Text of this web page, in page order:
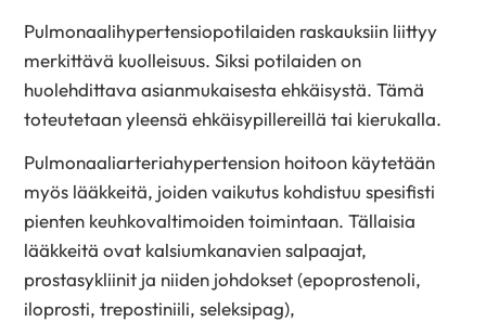
Pulmonaalihypertensiopotilaiden raskauksiin liittyy
merkittävä kuolleisuus. Siksi potilaiden on
huolehdittava asianmukaisesta ehkäisystä. Tämä
toteutetaan yleensä ehkäisypillereillä tai kierukalla.
Pulmonaaliarteriahypertension hoitoon käytetään
myös lääkkeitä, joiden vaikutus kohdistuu spesifisti
pienten keuhkovaltimoiden toimintaan. Tällaisia
lääkkeitä ovat kalsiumkanavien salpaajat,
prostasykliinit ja niiden johdokset (epoprostenoli,
iloprosti, trepostiniili, seleksipag),